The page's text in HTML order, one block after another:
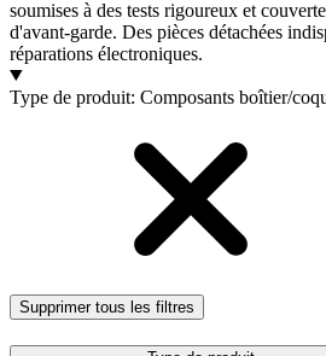
soumises à des tests rigoureux et
d'avant-garde. Des pièces détachées
réparations électroniques.
Produits
Type de produit: Composants boîtier/
Supprimer tous les filtres